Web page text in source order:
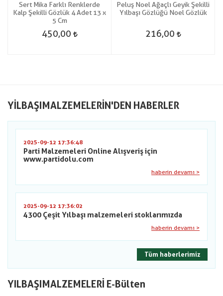
Sert Mika Farklı Renklerde
Kalp Şekilli Gözlük 4 Adet 13 x
5 Cm
450,00
Peluş Noel Ağaçlı Geyik Şekilli
Yılbaşı Gözlüğü Noel Gözlük
216,00
YILBAŞIMALZEMELERIN'DEN HABERLER
2025-09-12 17:36:48
Parti Malzemeleri Online Alışveriş için
www.partidolu.com
haberin devamı >
2025-09-12 17:36:02
4300 Çeşit Yılbaşı malzemeleri stoklarımızda
haberin devamı >
Tüm haberlerimiz
YILBAŞIMALZEMELERİ E-Bülten